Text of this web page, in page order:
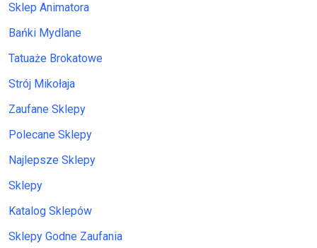
Sklep Animatora
Bańki Mydlane
Tatuaże Brokatowe
Strój Mikołaja
Zaufane Sklepy
Polecane Sklepy
Najlepsze Sklepy
Sklepy
Katalog Sklepów
Sklepy Godne Zaufania